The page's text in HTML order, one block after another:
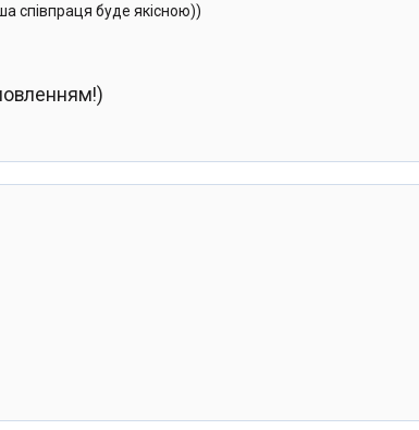
співпраця буде якісною))